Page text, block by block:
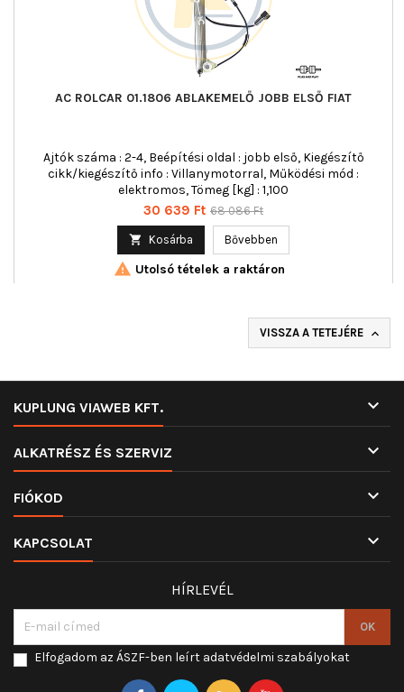
AC ROLCAR 01.1806 ABLAKEMELŐ JOBB ELSŐ FIAT
Ajtók száma : 2-4, Beépítési oldal : jobb első, Kiegészítő
cikk/kiegészítő info : Villanymotorral, Működési mód :
elektromos, Tömeg [kg] : 1,100
Ár
30 639 Ft Normál
68 086 Ft
 Kosárba Bővebben
 Utolsó tételek a raktáron
VISSZA A TETEJÉRE 
KUPLUNG VIAWEB KFT. 
ALKATRÉSZ ÉS SZERVIZ 
FIÓKOD 
KAPCSOLAT 
HÍRLEVÉL
Elfogadom az ÁSZF-ben leírt adatvédelmi szabályokat